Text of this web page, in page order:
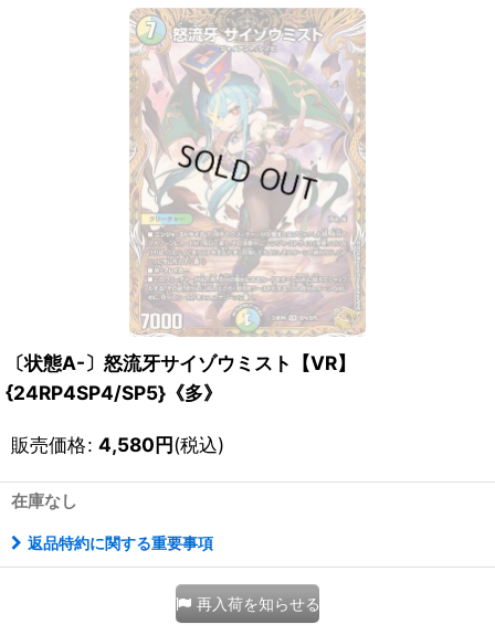
〔状態A-〕怒流牙サイゾウミスト【VR】
{24RP4SP4/SP5}《多》
販売価格: 4,580円(税込)
在庫なし
返品特約に関する重要事項
再入荷を知らせる